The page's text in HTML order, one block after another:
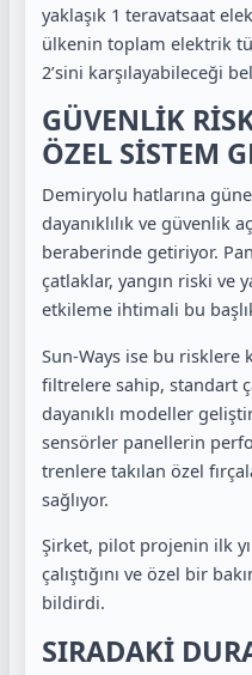
yaklaşık 1 teravatsaat
ülkenin toplam elektrik
2’sini karşılayabileceği
GÜVENLİK
ÖZEL SİSTEM
Demiryolu hatlarına
dayanıklılık ve güvenlik
beraberinde getiriyor.
çatlaklar, yangın riski ve
etkileme ihtimali bu
Sun-Ways ise bu risklere
filtrelere sahip, standart
dayanıklı modeller
sensörler panellerin
trenlere takılan özel
sağlıyor.
Şirket, pilot projenin ilk
çalıştığını ve özel bir
bildirdi.
SIRADAKİ